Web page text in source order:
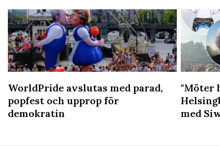
WorldPride avslutas med parad,
popfest och upprop för
demokratin
"Möter
med